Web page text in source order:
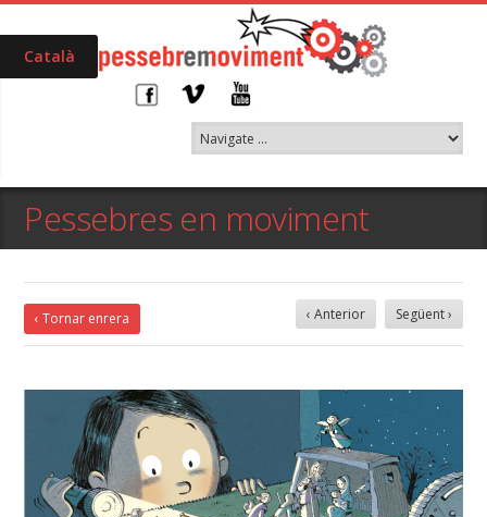
Català
Pessebres en moviment
‹ Tornar enrera ‹ Anterior Següent ›